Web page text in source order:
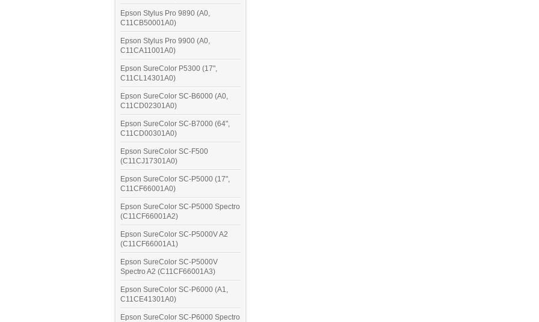
Epson Stylus Pro 9890 (A0,
C11CB50001A0)
Epson Stylus Pro 9900 (A0,
C11CA11001A0)
Epson SureColor P5300 (17",
C11CL14301A0)
Epson SureColor SC-B6000 (A0,
C11CD02301A0)
Epson SureColor SC-B7000 (64",
C11CD00301A0)
Epson SureColor SC-F500
(C11CJ17301A0)
Epson SureColor SC-P5000 (17",
C11CF66001A0)
Epson SureColor SC-P5000 Spectro
(C11CF66001A2)
Epson SureColor SC-P5000V A2
(C11CF66001A1)
Epson SureColor SC-P5000V
Spectro A2 (C11CF66001A3)
Epson SureColor SC-P6000 (A1,
C11CE41301A0)
Epson SureColor SC-P6000 Spectro